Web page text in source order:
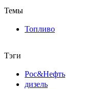
Темы
Топливо
Тэги
Рос&Нефть
дизель